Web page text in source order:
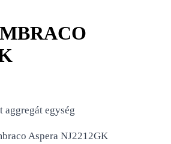
egység
Aspera NJ2212GK